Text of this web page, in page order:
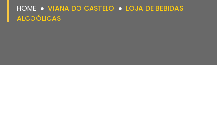
HOME VIANA DO CASTELO
LOJA DE BEBIDAS
ALCOÓLICAS